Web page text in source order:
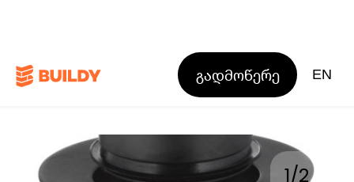
გადმოწერე EN
1/2